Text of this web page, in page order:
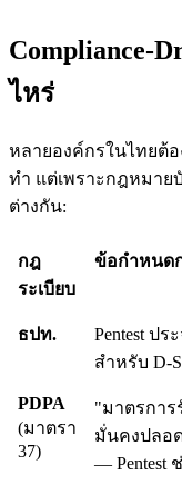
Compliance-
ไหร่
หลายองค์กรในไทยต้อ
ทำ แต่เพราะกฎหมา
ต่างกัน:
กฎ
ระเบียบ
ข้อกำหนด
ธปท.
Pentest ปร
สำหรับ D-
PDPA
(มาตรา
37)
"มาตรการ
มั่นคงปลอ
— Pentest